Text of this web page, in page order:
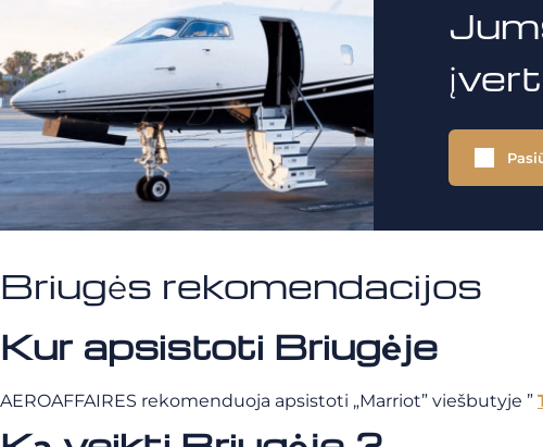
Briugės rekomendacijos
Kur apsistoti Briugėje
AEROAFFAIRES rekomenduoja apsistoti „Marriot” viešbutyje ”